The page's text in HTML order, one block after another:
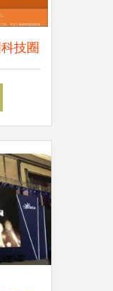
技圈